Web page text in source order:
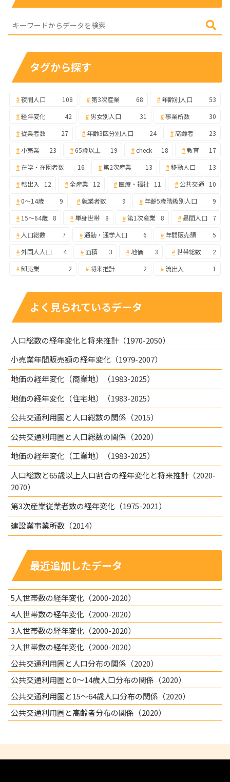
タグから探す
夜間人口 108 第3次産業 68 年齢別人口
53
経年変化
42 男女別人口 31 事業所数
30
従業者数
27 年齢3区分別人口 24 高齢者
23
小売業
23 65歳以上 19 check 18 教育
17
在学・在園者数
16 第2次産業 13 移動人口
13
転出入
12 全産業 12 医療・福祉 11 公共交通
10
0～14歳
9 就業者数 9 年齢5歳階級別人口
9
15～64歳
8 単身世帯 8 第1次産業 8 昼間人口
7
人口総数
7 通勤・通学人口 6 年間販売額
5
外国人人口
4 面積 3 地価 3 世帯総数
2
卸売業
2 将来推計 2 流出入 1
よく見られているデータ
人口総数の経年変化と将来推計（1970-2050）
小売業年間販売額の経年変化（1979-2007）
地価の経年変化（商業地）（1983-2025）
地価の経年変化（住宅地）（1983-2025）
公共交通利用圏と人口総数の関係（2015）
公共交通利用圏と人口総数の関係（2020）
地価の経年変化（工業地）（1983-2025）
人口総数と65歳以上人口割合の経年変化と将来推計（2020-
2070）
第3次産業従業者数の経年変化（1975-2021）
建設業事業所数（2014）
最近追加したデータ
5人世帯数の経年変化（2000-2020）
4人世帯数の経年変化（2000-2020）
3人世帯数の経年変化（2000-2020）
2人世帯数の経年変化（2000-2020）
公共交通利用圏と人口分布の関係（2020）
公共交通利用圏と0～14歳人口分布の関係（2020）
公共交通利用圏と15～64歳人口分布の関係（2020）
公共交通利用圏と高齢者分布の関係（2020）